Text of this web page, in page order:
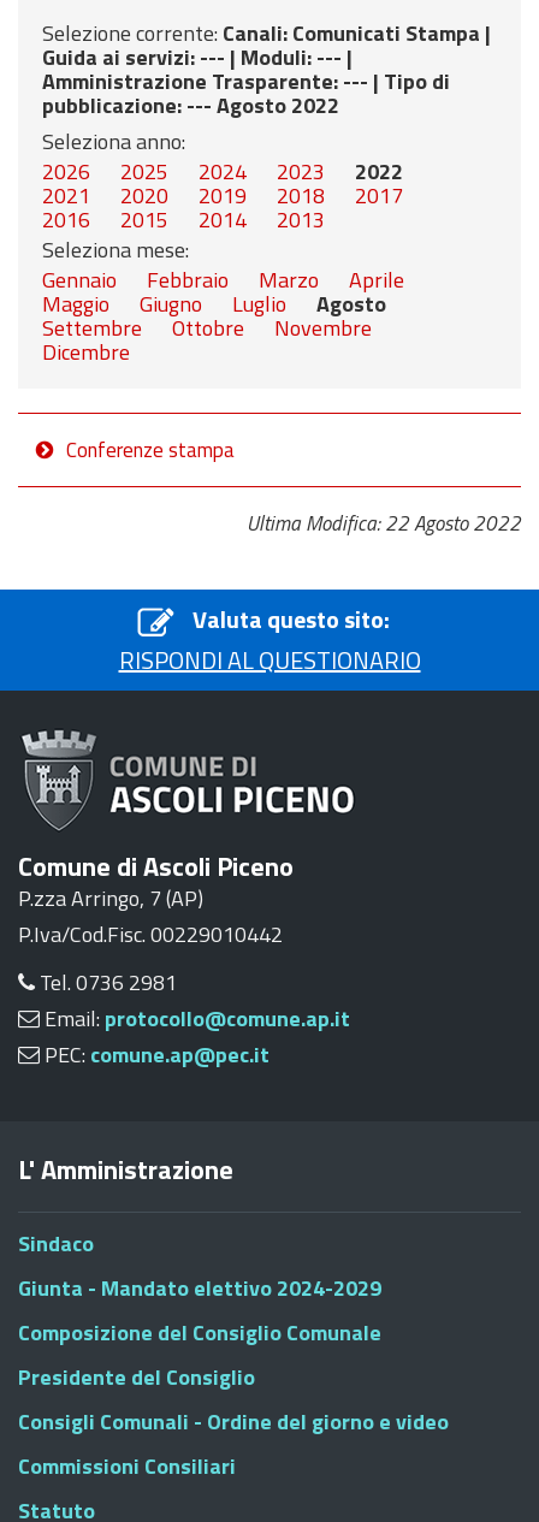
Selezione corrente: Canali: Comunicati Stampa |
Guida ai servizi: --- | Moduli: --- |
Amministrazione Trasparente: --- | Tipo di
pubblicazione: --- Agosto 2022
Seleziona anno:
2026
2025 2024 2023 2022
2021 2020 2019 2018 2017
2016 2015 2014
2013
Seleziona mese:
Gennaio
Febbraio Marzo Aprile
Maggio Giugno Luglio Agosto
Settembre Ottobre Novembre
Dicembre
Conferenze stampa
Ultima Modifica: 22 Agosto 2022
Valuta questo sito:
RISPONDI AL QUESTIONARIO
Comune di Ascoli Piceno
P.zza Arringo, 7 (AP)
P.Iva/Cod.Fisc. 00229010442
Tel. 0736 2981
Email: protocollo@comune.ap.it
PEC: comune.ap@pec.it
L' Amministrazione
Sindaco
Giunta - Mandato elettivo 2024-2029
Composizione del Consiglio Comunale
Presidente del Consiglio
Consigli Comunali - Ordine del giorno e video
Commissioni Consiliari
Statuto